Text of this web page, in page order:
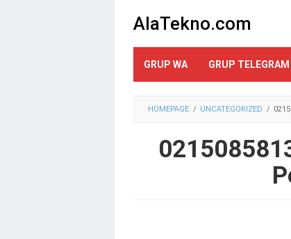
konten
AlaTekno.com
GRUP WA GRUP TELEGRAM
HOMEPAGE / UNCATEGORIZED /